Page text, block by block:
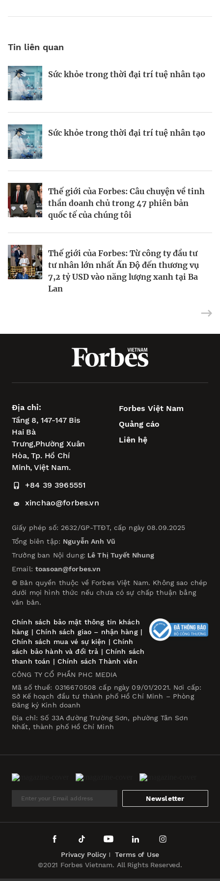
Tin liên quan
Sức khỏe trong thời đại trí tuệ nhân tạo
Sức khỏe trong thời đại trí tuệ nhân tạo
Thế giới của Forbes: Câu chuyện về tinh
thần doanh chủ trong 47 phiên bản
quốc tế của chúng tôi
Thế giới của Forbes: Từ công ty đầu tư
tư nhân lớn nhất Ấn Độ đến thương vụ
7,2 tỷ USD vào năng lượng xanh tại Ba
Lan
Tốc độ và chìa khóa chiến thắng trong
Thế giới của Forbes: Câu chuyện về tinh
AI mở ra cơ hội việc làm như thế nào?
Cơn khát điện trong kỷ nguyên trí tuệ
nhân tạo
Khi lục địa già mệt mỏi trong tăng
Forbes 30 Under 30: Những thanh niên
Đổi mới để hiện thực hóa
Nuôi cá trong ruộng lúa giúp giảm khí
thải methane
Địa chỉ:
Tầng 8, 147-147 Bis
Hai Bà
Trưng,Phường Xuân
Hòa,Tp. Hồ Chí
Minh, Việt Nam.
+84 39 3965551
xinchao@forbes.vn
Forbes Việt Nam
Quảng cáo
Liên hệ
Giấy phép số: 2632/GP-TTĐT, cấp ngày 08.09.2025
Tổng biên tập: Nguyễn Anh Vũ
Trưởng ban Nội dung: Lê Thị Tuyết Nhung
Email: toasoan@forbes.vn
© Bản quyền thuộc về Forbes Việt Nam. Không sao chép
dưới mọi hình thức nếu chưa có sự chấp thuận bằng
văn bản.
Chính sách bảo mật thông tin khách
hàng | Chính sách giao – nhận hàng|
Chính sách mua vé sự kiện | Chính
sách bảo hành và đổi trả | Chính sách
thanh toán | Chính sách Thành viên
CÔNG TY CỔ PHẦN PHC MEDIA
Mã số thuế: 0316670508 cấp ngày 09/01/2021. Nơi cấp:
Sở Kế hoạch đầu tư thành phố Hồ Chí Minh – Phòng
Đăng ký Kinh doanh
Địa chỉ: Số 33A đường Trường Sơn, phường Tân Sơn
Nhất, thành phố Hồ Chí Minh
Newsletter
©2021 Forbes Vietnam. All Rights Reserved.
Privacy Policy Terms of Use